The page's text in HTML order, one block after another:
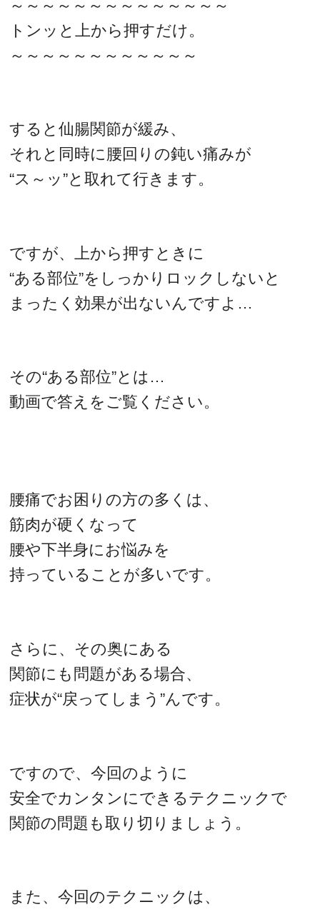
～～～～～～～～～～～～～～
トンッと上から押すだけ。
～～～～～～～～～～～～
すると仙腸関節が緩み、
それと同時に腰回りの鈍い痛みが
“ス～ッ”と取れて行きます。
ですが、上から押すときに
“ある部位”をしっかりロックしないと
まったく効果が出ないんですよ…
その“ある部位”とは…
動画で答えをご覧ください。
腰痛でお困りの方の多くは、
筋肉が硬くなって
腰や下半身にお悩みを
持っていることが多いです。
さらに、その奥にある
関節にも問題がある場合、
症状が“戻ってしまう”んです。
ですので、今回のように
安全でカンタンにできるテクニックで
関節の問題も取り切りましょう。
また、今回のテクニックは、